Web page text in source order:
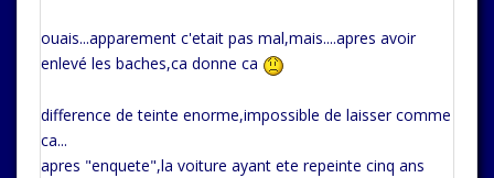
ouais...apparement c'etait pas mal,mais....apres avoir
enlevé les baches,ca donne ca
difference de teinte enorme,impossible de laisser comme
ca...
apres "enquete",la voiture ayant ete repeinte cinq ans